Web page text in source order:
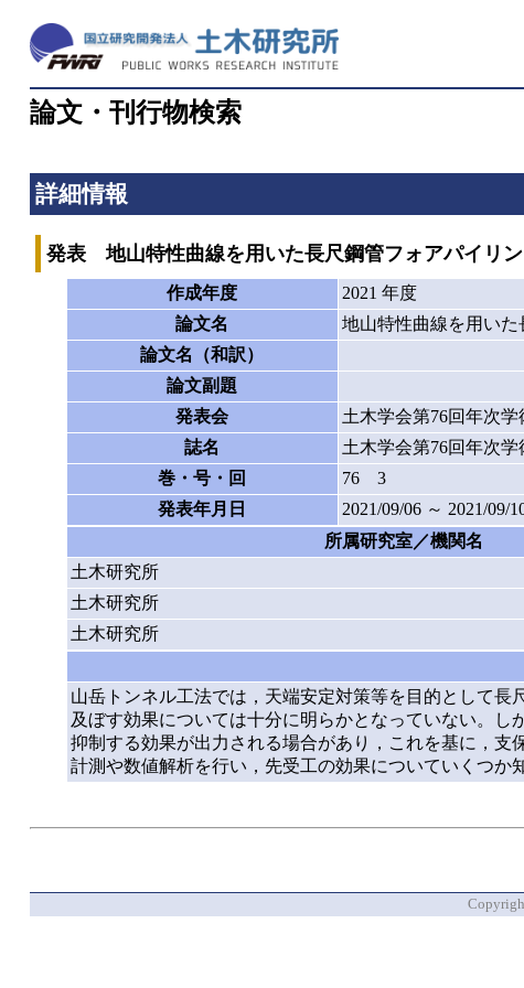
論文・刊行物検索
詳細情報
発表 地山特性曲線を用いた長尺鋼管フォアパイリ
作成年度
2021 年度
論文名
地山特性曲線を用い
論文名（和訳）
論文副題
発表会
土木学会第76回年次学
誌名
土木学会第76回年次学
巻・号・回
76 3
発表年月日
2021/09/06 ～ 2021/09/
所属研究室／機関名
土木研究所
土木研究所
土木研究所
山岳トンネル工法では，天端安定対策等を目的として
及ぼす効果については十分に明らかとなっていない。
抑制する効果が出力される場合があり，これを基に，
計測や数値解析を行い，先受工の効果についていくつか